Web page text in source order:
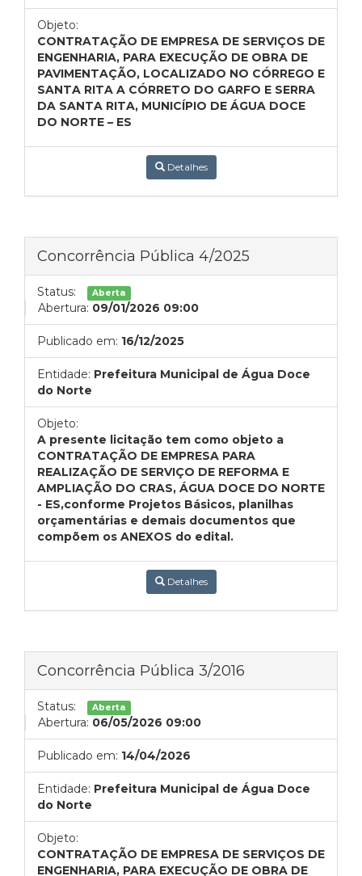
Objeto:
CONTRATAÇÃO DE EMPRESA DE SERVIÇOS DE
ENGENHARIA, PARA EXECUÇÃO DE OBRA DE
PAVIMENTAÇÃO, LOCALIZADO NO CÓRREGO E
SANTA RITA A CÓRRETO DO GARFO E SERRA
DA SANTA RITA, MUNICÍPIO DE ÁGUA DOCE
DO NORTE – ES
Detalhes
Concorrência Pública 4/2025
Status: Aberta
Abertura: 09/01/2026 09:00
Publicado em: 16/12/2025
Entidade: Prefeitura Municipal de Água Doce
do Norte
Objeto:
A presente licitação tem como objeto a
CONTRATAÇÃO DE EMPRESA PARA
REALIZAÇÃO DE SERVIÇO DE REFORMA E
AMPLIAÇÃO DO CRAS, ÁGUA DOCE DO NORTE
- ES,conforme Projetos Básicos, planilhas
orçamentárias e demais documentos que
compõem os ANEXOS do edital.
Detalhes
Concorrência Pública 3/2016
Status: Aberta
Abertura: 06/05/2026 09:00
Publicado em: 14/04/2026
Entidade: Prefeitura Municipal de Água Doce
do Norte
Objeto:
CONTRATAÇÃO DE EMPRESA DE SERVIÇOS DE
ENGENHARIA, PARA EXECUÇÃO DE OBRA DE